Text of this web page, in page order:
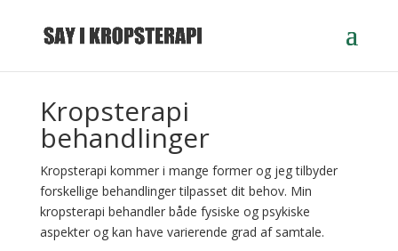
Kropsterapi
behandlinger
Kropsterapi kommer i mange former og jeg tilbyder
forskellige behandlinger tilpasset dit behov. Min
kropsterapi behandler både fysiske og psykiske
aspekter og kan have varierende grad af samtale.